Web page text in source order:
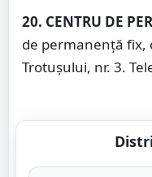
20. CENTRU DE
de permanență fix,
Trotușului, nr. 3.